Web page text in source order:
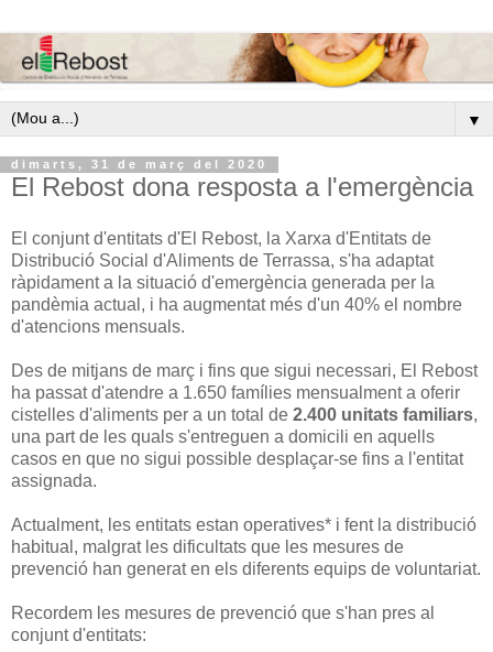
▼
dimarts, 31 de març del 2020
El Rebost dona resposta a l'emergència
El conjunt d'entitats d'El Rebost, la Xarxa d'Entitats de
Distribució Social d'Aliments de Terrassa, s'ha adaptat
ràpidament a la situació d'emergència generada per la
pandèmia actual, i ha augmentat més d'un 40% el nombre
d'atencions mensuals.
Des de mitjans de març i fins que sigui necessari, El Rebost
ha passat d'atendre a 1.650 famílies mensualment a oferir
cistelles d'aliments per a un total de 2.400 unitats familiars,
una part de les quals s'entreguen a domicili en aquells
casos en que no sigui possible desplaçar-se fins a l'entitat
assignada.
Actualment, les entitats estan operatives* i fent la distribució
habitual, malgrat les dificultats que les mesures de
prevenció han generat en els diferents equips de voluntariat.
Recordem les mesures de prevenció que s'han pres al
conjunt d'entitats: